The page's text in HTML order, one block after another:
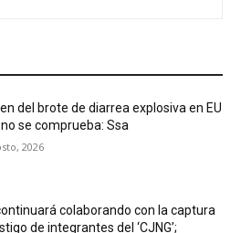
del brote de diarrea explosiva en EU
se comprueba: Ssa
2026
colaborando con la captura
de integrantes del ‘CJNG’;